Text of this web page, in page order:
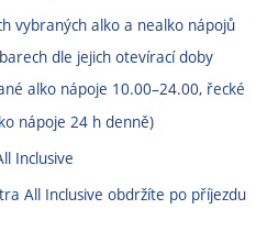
vybraných alko a nealko nápojů
dle jejich otevírací doby
alko nápoje 10.00–24.00, řecké
nápoje 24 h denně)
Inclusive
All Inclusive obdržíte po příjezdu